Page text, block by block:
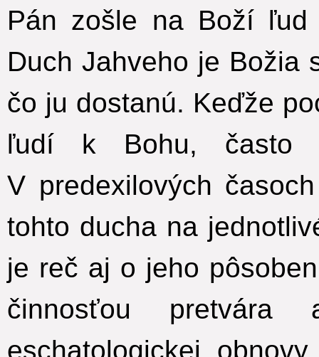
Pán zošle na Boží
Duch Jahveho je Božia
čo ju dostanú. Keďže
ľudí k Bohu, často
V predexilových
tohto ducha na
je reč aj o jeho
činnosťou
eschatologickej